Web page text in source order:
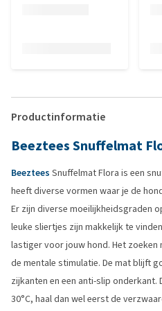
Productinformatie
Beeztees Snuffelmat
Beeztees Snuffelmat Flora is een
heeft diverse vormen waar je de
Er zijn diverse moeilijkheidsgraden
leuke sliertjes zijn makkelijk te
lastiger voor jouw hond. Het zoeken
de mentale stimulatie. De mat blijft
zijkanten en een anti-slip
30°C, haal dan wel eerst de